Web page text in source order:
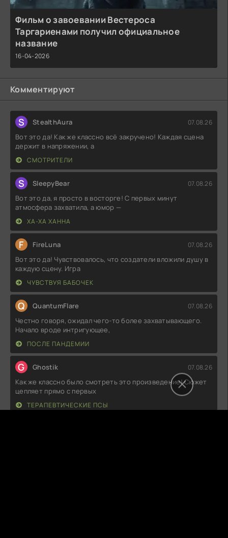
Фильм о завоевании Вестероса
Таргариенами получил официальное
название
16-04-2026
Комментируют
S StealthAura 07.08.26
Вот это да! Как же классно всё закручено! Каждая сцена
держит в напряжении, а
СМОТРИТЕЛИ
S SleepyBear 07.08.26
Вот это да, я просто в восторге! С первых минут
атмосфера захватила, а юмор —
ХА-ХА ХАННА
F FireLuna 07.08.26
Вот это да! Чувствовалось, что создатели вложили душу в
каждую сцену. Игра
ЧУВСТВУЯ БАБОЧЕК
Q QuantumFlare 07.08.26
Честно говоря, ожидал чего-то более захватывающего.
Начало вроде интригующее,
ПОСЛЕ ПАНДЕМИИ
G Ghostik 07.08.26
Как же классно было смотреть это произведение! Сюжет
цепляет прямо с первых
ТЕРАПЕВТИЧЕСКИЕ ПСЫ